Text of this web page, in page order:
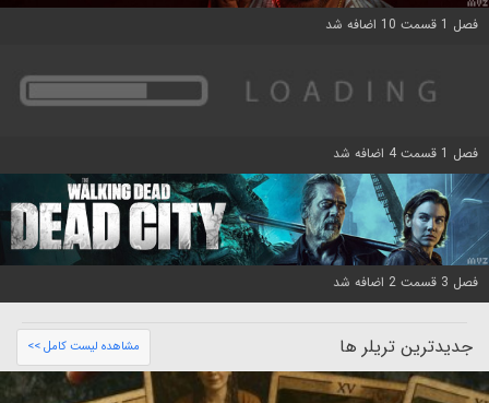
فصل 1 قسمت 10 اضافه شد
فصل 1 قسمت 4 اضافه شد
فصل 3 قسمت 2 اضافه شد
جدیدترین تریلر ها مشاهده لیست کامل >>